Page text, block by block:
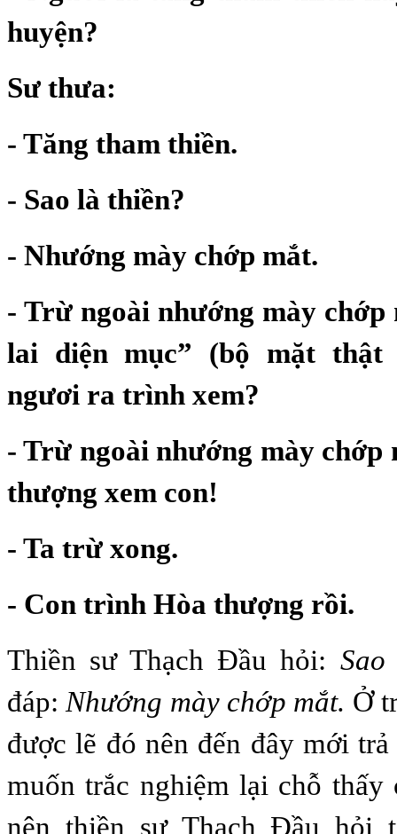
huyện?
Sư thưa:
- Tăng tham thiền.
- Sao là thiền?
- Nhướng mày chớp mắt.
- Trừ ngoài nhướng mày chớp
lai diện mục” (bộ mặt thật
ngươi ra trình xem?
- Trừ ngoài nhướng mày chớp
thượng xem con!
- Ta trừ xong.
- Con trình Hòa thượng rồi.
Thiền sư Thạch Đầu hỏi:
đáp: Nhướng mày chớp mắt. Ở
được lẽ đó nên đến đây mới
muốn trắc nghiệm lại chỗ thấy
nên thiền sư Thạch Đầu hỏi